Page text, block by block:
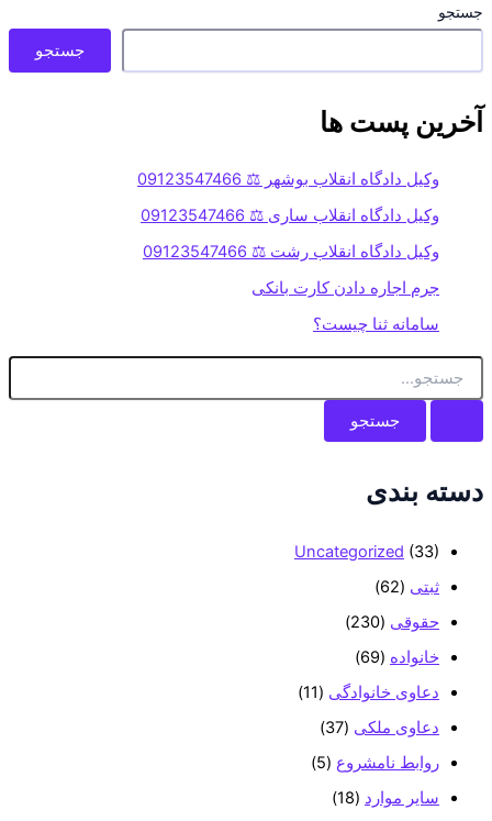
جستجو
جستجو
آخرین پست ها
وکیل دادگاه انقلاب بوشهر ⚖️ 09123547466
وکیل دادگاه انقلاب ساری ⚖️ 09123547466
وکیل دادگاه انقلاب رشت ⚖️ 09123547466
جرم اجاره دادن کارت بانکی
سامانه ثنا چیست؟
ج
ت
ر
دسته بندی
Uncategorized (33)
ثبتی (62)
حقوقی (230)
خانواده (69)
دعاوی خانوادگی (11)
دعاوی ملکی (37)
روابط نامشروع (5)
سایر موارد (18)